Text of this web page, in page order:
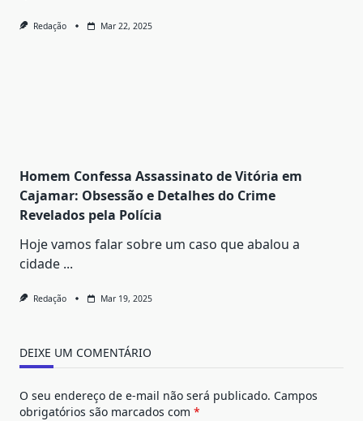
Redação Mar 22, 2025
Homem Confessa Assassinato de Vitória em
Cajamar: Obsessão e Detalhes do Crime
Revelados pela Polícia
Hoje vamos falar sobre um caso que abalou a
cidade ...
Redação Mar 19, 2025
DEIXE UM COMENTÁRIO
O seu endereço de e-mail não será publicado. Campos
obrigatórios são marcados com *